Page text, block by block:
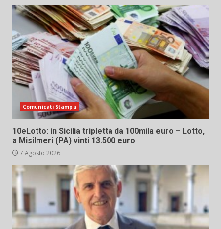
Comunicati Stampa
10eLotto: in Sicilia tripletta da 100mila euro – Lotto,
a Misilmeri (PA) vinti 13.500 euro
7 Agosto 2026